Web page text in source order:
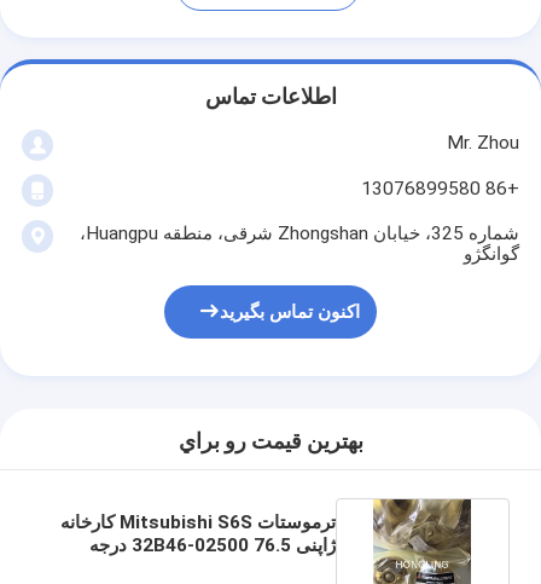
اطلاعات تماس
Mr. Zhou
+86 13076899580
شماره 325، خیابان Zhongshan شرقی، منطقه Huangpu،
گوانگژو
اکنون تماس بگیرید
بهترين قيمت رو براي
ترموستات Mitsubishi S6S کارخانه
ژاپنی 32B46-02500 76.5 درجه